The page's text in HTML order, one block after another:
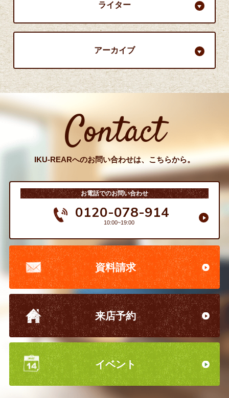
ライター
アーカイブ
Contact
IKU-REARへのお問い合わせは、こちらから。
お電話でのお問い合わせ
0120-078-914
10:00~19:00
資料請求
来店予約
イベント